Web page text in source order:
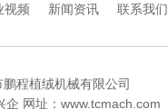
视频 新闻资讯 联系我们
程植绒机械有限公司
网址： www.tcmach.com